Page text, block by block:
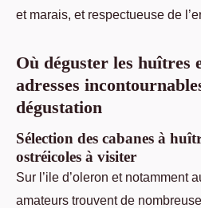
et marais, et respectueuse de
Où déguster les huîtres
adresses
dégustation
Sélection des cabanes à
ostréicoles à visiter
Sur l’ile d’oleron et notamment
amateurs trouvent de